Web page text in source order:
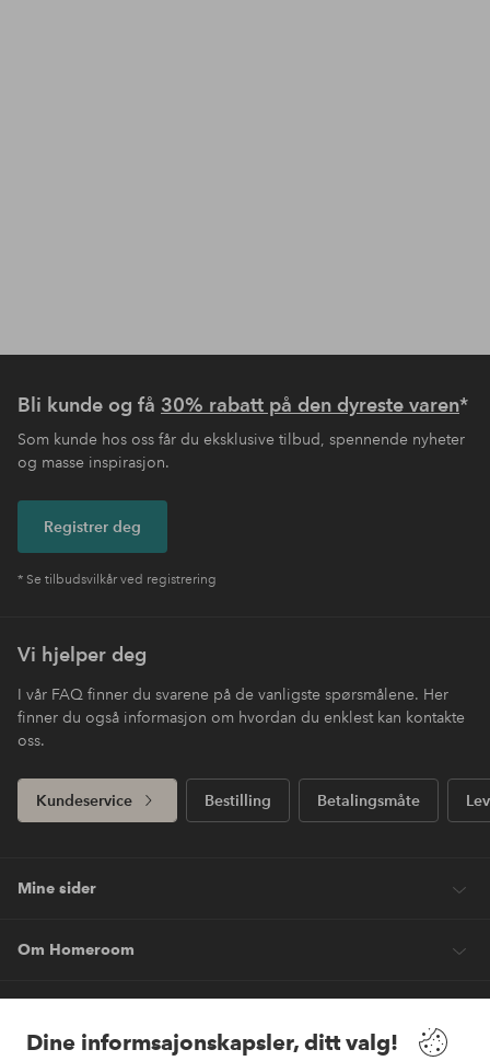
Dine informsajonskapsler, ditt valg!
Bli kunde og få 30% rabatt på den dyreste varen*
Som kunde hos oss får du eksklusive tilbud, spennende nyheter
og masse inspirasjon.
Registrer deg
* Se tilbudsvilkår ved registrering
Vi hjelper deg
I vår FAQ finner du svarene på de vanligste spørsmålene. Her
finner du også informasjon om hvordan du enklest kan kontakte
oss.
Kundeservice Bestilling Betalingsmåte
Mine sider
Om Homeroom